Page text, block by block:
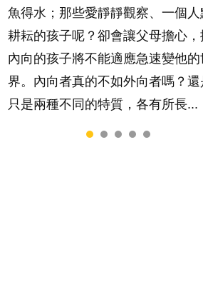
魚得水；那些愛靜靜觀察、一個人
耕耘的孩子呢？卻會讓父母擔心，
內向的孩子將不能適應急速變他的
界。內向者真的不如外向者嗎？還
只是兩種不同的特質，各有所長...
如我們想像的簡單，卻也不是大家
那麼難。一起來認識婚姻的真相！
相關短片。 這段路讓我們跟你同
解開語言學習的迷思～...
熊掌，不能兼得？...